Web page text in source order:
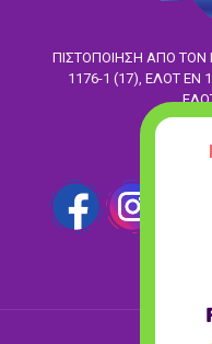
ΠΙΣΤΟΠΟΙΗΣΗ ΑΠΟ ΤΟΝ
1176-1 (17), ΕΛΟΤ ΕΝ